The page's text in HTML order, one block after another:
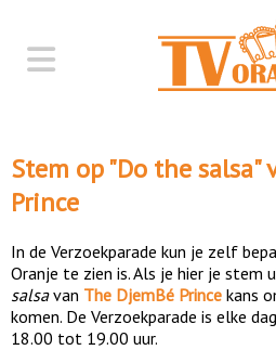
Stem op "Do the salsa"
Prince
In de Verzoekparade kun je zelf
Oranje te zien is. Als je hier je stem
salsavan The DjemBé Prince kans
komen. De Verzoekparade is elke
18.00 tot 19.00 uur.